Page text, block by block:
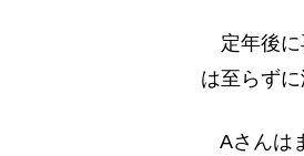
定年後に
は至らず
Aさんは